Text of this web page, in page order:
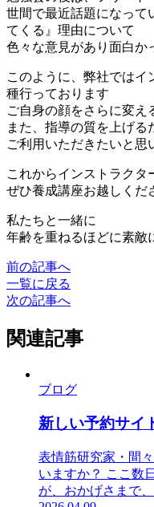
世間で最近話題になって
てくる』理由について
色々な意見があり面白か
このように、弊社ではイ
種行っております
ご自身の顔をさらに変え
また、指導の質を上げる
ご利用いただきたいと思
これからインストラクタ
ぜひ養成講座お越しくだ
私たちと一緒に
年齢を重ねるほどに素敵
前の記事へ
一覧に戻る
次の記事へ
関連記事
ブログ
新しい予約サイ
表情筋研究家・間
いますか？ ここ数
が、おかげさまで